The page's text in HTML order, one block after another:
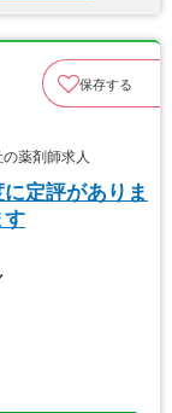
保存する
薬剤師求人
定評がありま
す